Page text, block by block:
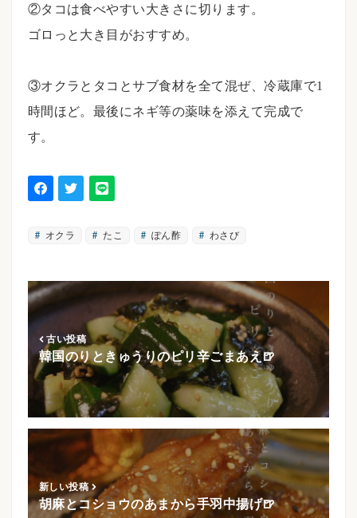
②タコは食べやすい大きさに切ります。
ゴロっと大き目がおすすめ。
③オクラとタコとサブ食材を全て混ぜ、冷蔵庫で1
時間ほど。最後にネギ等の薬味を添えて完成で
す。
オクラ たこ ぽん酢 わさび
古い投稿
韓国のりときゅうりのピリ辛ごまあえ🍺
新しい投稿
胡麻とコショウのあまから手羽中揚げ🍺